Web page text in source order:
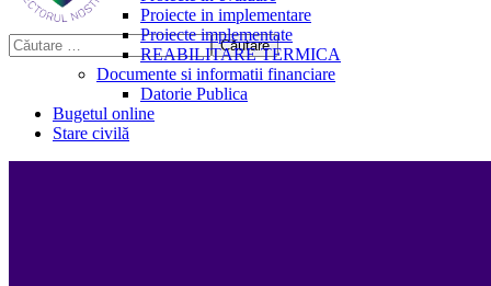
Proiecte in implementare
Proiecte implementate
REABILITARE TERMICA
Documente si informatii financiare
Datorie Publica
Bugetul online
Stare civilă